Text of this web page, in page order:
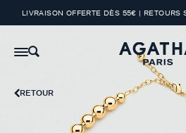
LIVRAISON OFFERTE DÈS 55€ | RETOURS
RETOUR